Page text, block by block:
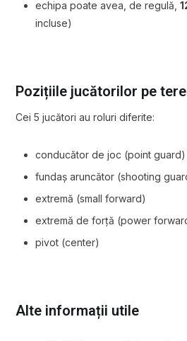
echipa poate avea, de regulă,
incluse)
Pozițiile jucătorilor pe
Cei 5 jucători au roluri diferite:
conducător de joc (point guard)
fundaș aruncător (shooting
extremă (small forward)
extremă de forță (power
pivot (center)
Alte informații utile